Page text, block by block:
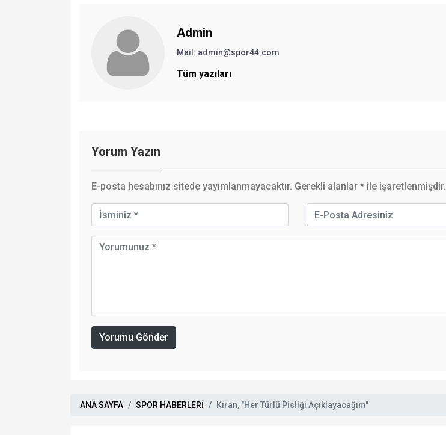
Admin
Mail: admin@spor44.com
Tüm yazıları
Yorum Yazın
E-posta hesabınız sitede yayımlanmayacaktır. Gerekli alanlar * ile işaretlenmişdir.
Yorumu Gönder
ANA SAYFA SPOR HABERLERİ Kıran, "Her Türlü Pisliği Açıklayacağım"